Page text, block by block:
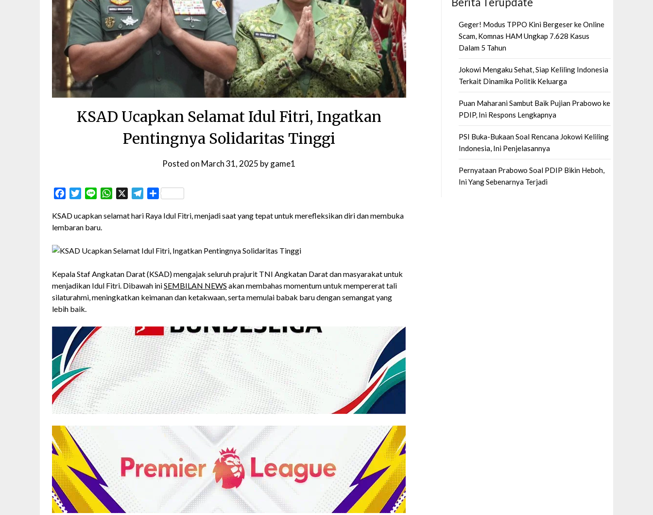
KSAD Ucapkan Selamat Idul Fitri, Ingatkan
Pentingnya Solidaritas Tinggi
Posted on March 31, 2025 bygame1
FacebookTwitterLine WhatsApp Telegram
Share
KSAD ucapkan selamat hari Raya Idul Fitri, menjadi saat yang tepat untuk merefleksikan diri dan membuka
lembaran baru.
Kepala Staf Angkatan Darat (KSAD) mengajak seluruh prajurit TNI Angkatan Darat dan masyarakat untuk
menjadikan Idul Fitri. Dibawah iniSEMBILAN NEWS akan membahas momentum untuk mempererat tali
silaturahmi, meningkatkan keimanan dan ketakwaan, serta memulai babak baru dengan semangat yang
lebih baik.
Geger! Modus TPPO Kini Bergeser ke Online
Scam, Komnas HAM Ungkap 7.628 Kasus
Dalam 5 Tahun
Jokowi Mengaku Sehat, Siap Keliling Indonesia
Terkait Dinamika Politik Keluarga
Puan Maharani Sambut Baik Pujian Prabowo ke
PDIP, Ini Respons Lengkapnya
PSI Buka-Bukaan Soal Rencana Jokowi Keliling
Indonesia, Ini Penjelasannya
Pernyataan Prabowo Soal PDIP Bikin Heboh,
Ini Yang Sebenarnya Terjadi